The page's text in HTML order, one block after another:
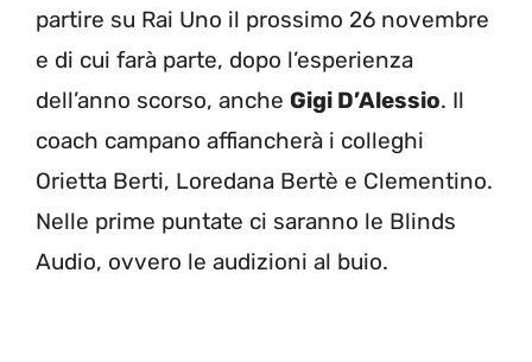
partire su Rai Uno il prossimo 26 novembre
e di cui farà parte, dopo l’esperienza
dell’anno scorso, anche Gigi D’Alessio. Il
coach campano affiancherà i colleghi
Orietta Berti, Loredana Bertè e Clementino.
Nelle prime puntate ci saranno le Blinds
Audio, ovvero le audizioni al buio.